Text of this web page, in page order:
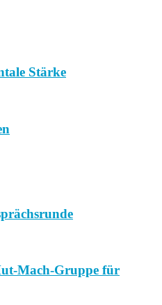
Stärke
Mach-Gruppe für